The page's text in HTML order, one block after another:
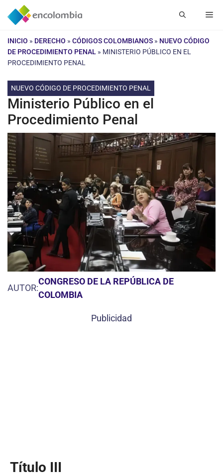
Saltar
INICIO » DERECHO » CÓDIGOS COLOMBIANOS » NUEVO CÓDIGO
DE PROCEDIMIENTO PENAL » MINISTERIO PÚBLICO EN EL
PROCEDIMIENTO PENAL
NUEVO CÓDIGO DE PROCEDIMIENTO PENAL
Ministerio Público en el
Procedimiento Penal
AUTOR:
CONGRESO DE LA REPÚBLICA DE
COLOMBIA
Publicidad
Título III